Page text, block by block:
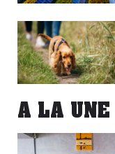
A LA UNE